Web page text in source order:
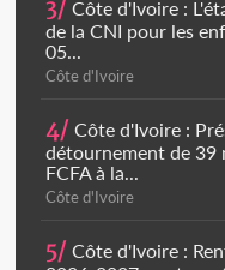
3/ Côte d'Ivoire :
de la CNI pour les
05...
Côte d'Ivoire
4/ Côte d'Ivoire :
détournement de 39
FCFA à la...
Côte d'Ivoire
5/ Côte d'Ivoire :